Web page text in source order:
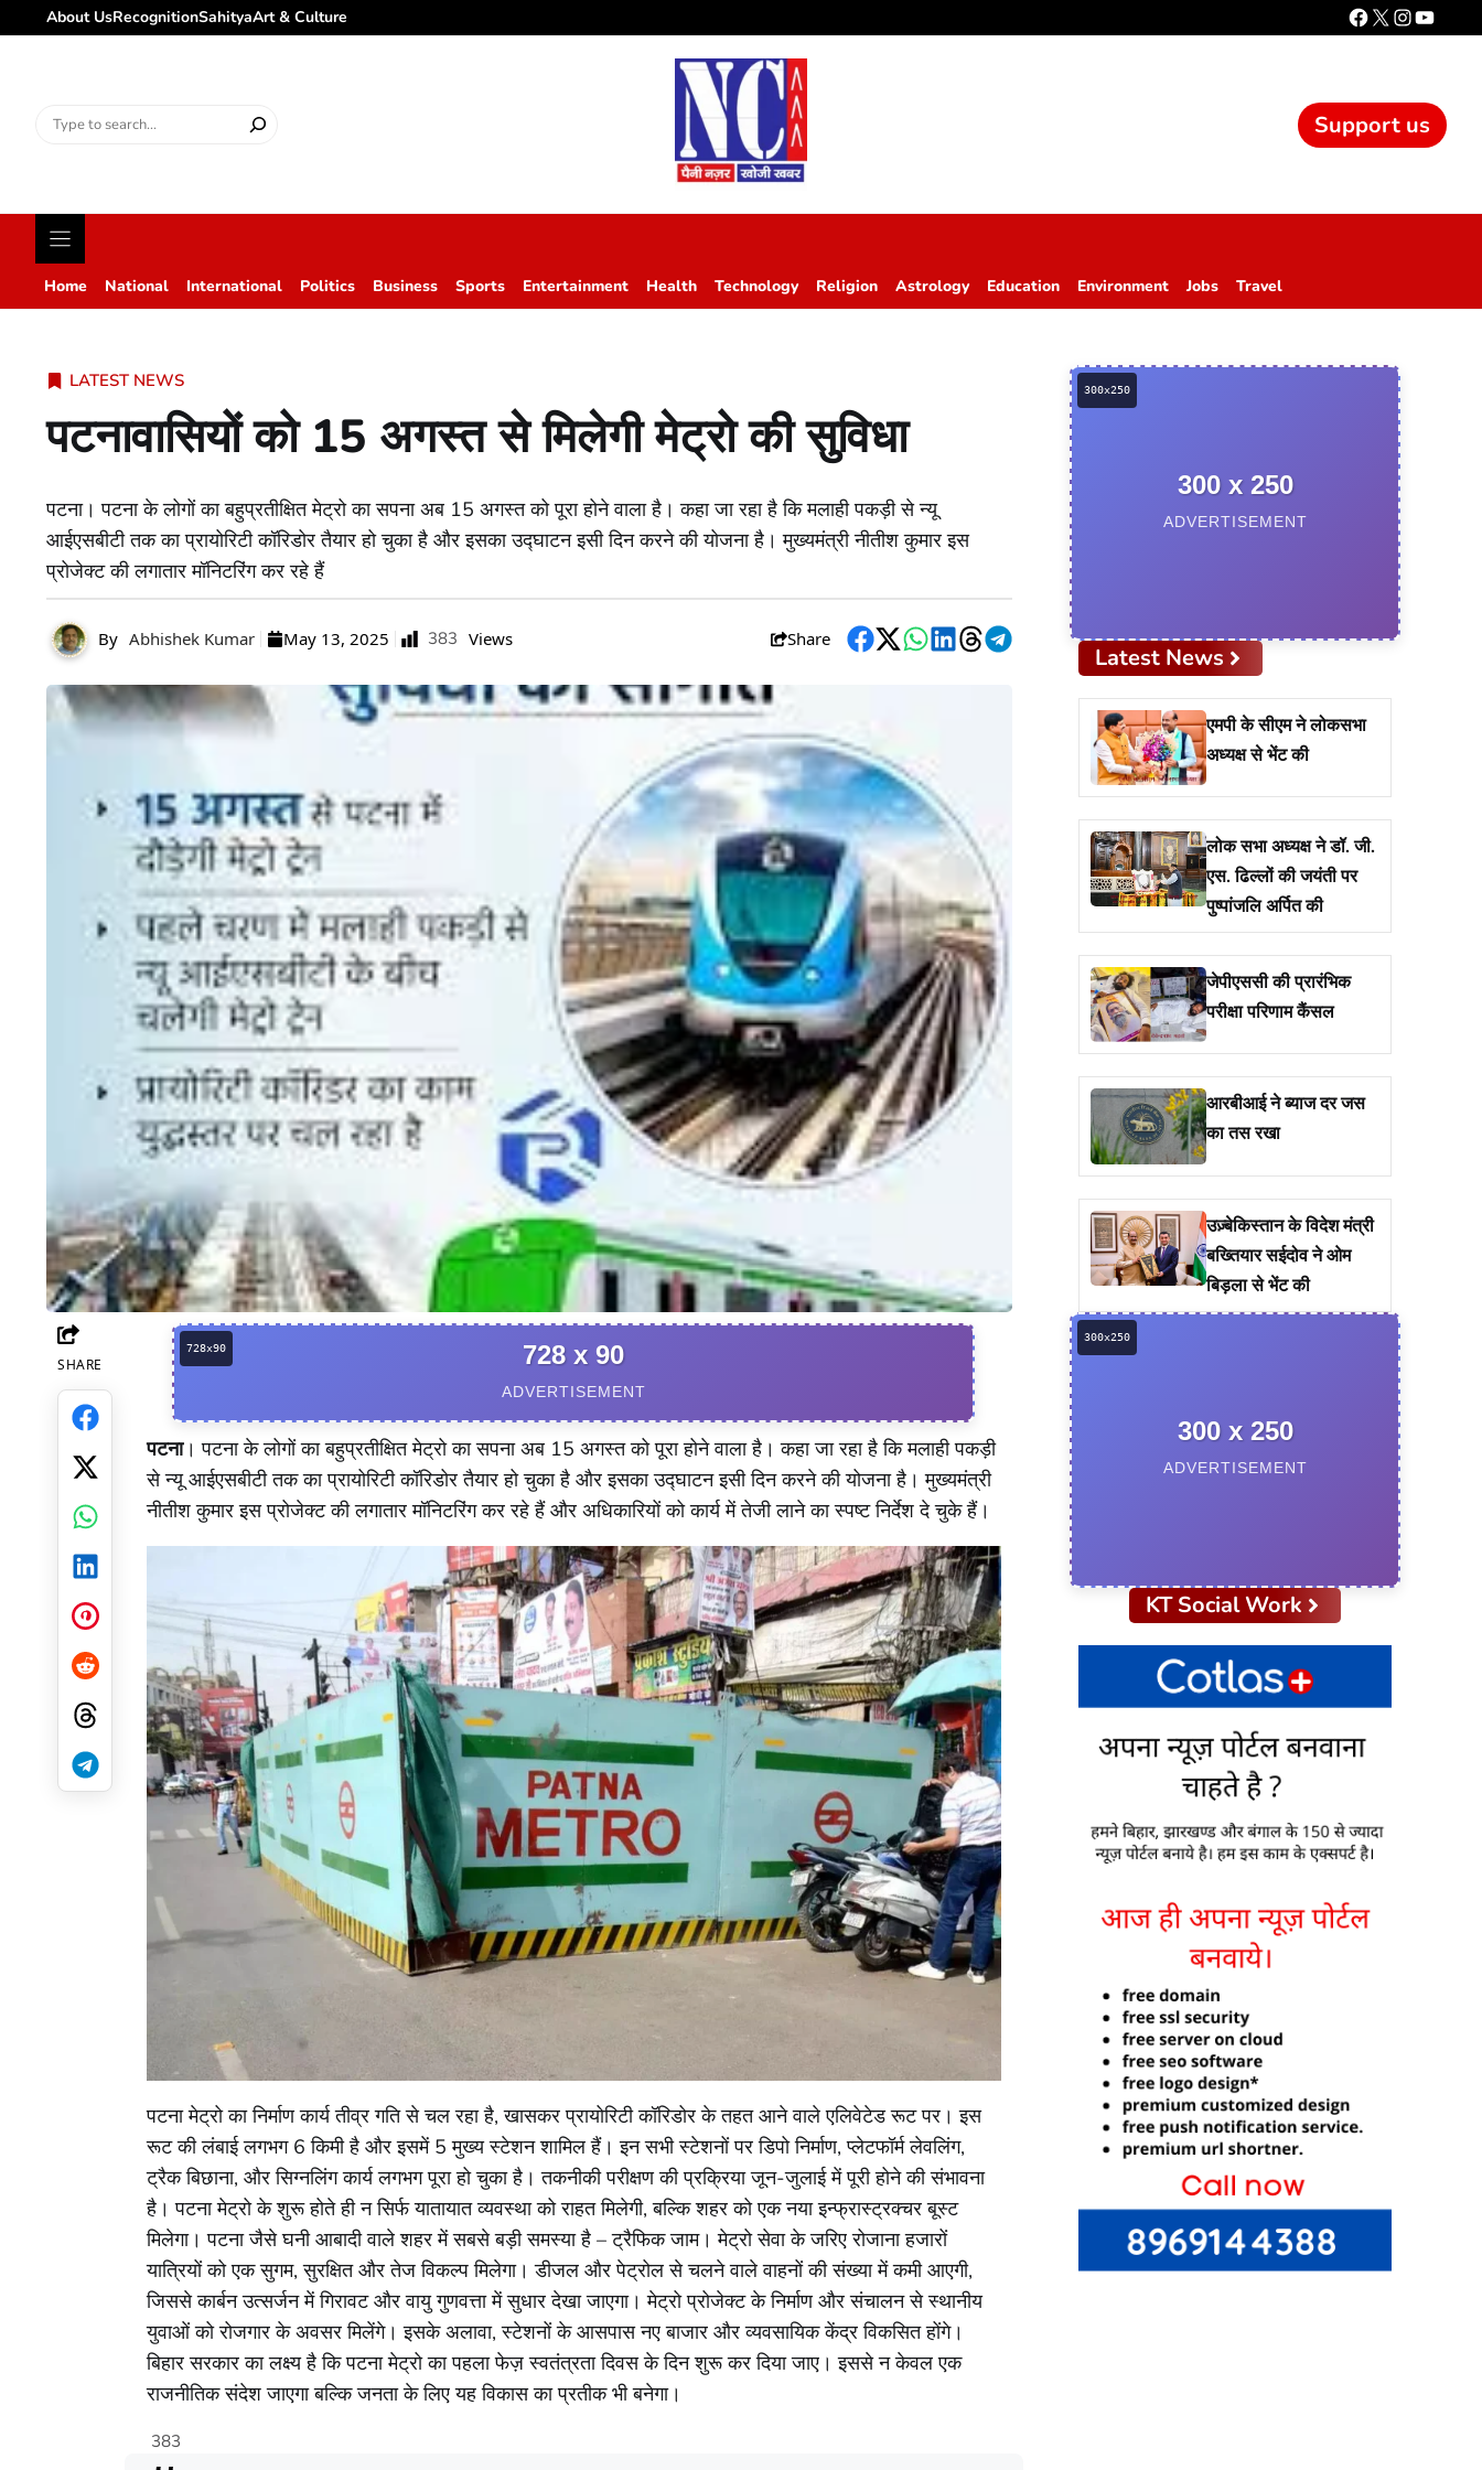
About UsRecognitionSahityaArt & Culture
Search
Support us
Home National International Politics Business Sports Entertainment Health Technology Religion Astrology Education Environment Jobs Travel
LATEST NEWS
पटनावासियों को 15 अगस्त से मिलेगी मेट्रो की सुविधा
पटना। पटना के लोगों का बहुप्रतीक्षित मेट्रो का सपना अब 15 अगस्त को पूरा होने वाला है। कहा जा रहा है कि मलाही पकड़ी से न्यू
आईएसबीटी तक का प्रायोरिटी कॉरिडोर तैयार हो चुका है और इसका उद्घाटन इसी दिन करने की योजना है। मुख्यमंत्री नीतीश कुमार इस
प्रोजेक्ट की लगातार मॉनिटरिंग कर रहे हैं
By Abhishek Kumar May 13, 2025 383 Views Share
Facebook
TwitterWhatsApp
LinkedIn
ThreadsTelegram
SHARE
Facebook
Twitter
WhatsApp
LinkedIn
Pinterest
Reddit
Threads
Telegram
728 x 90
ADVERTISEMENT
पटना। पटना के लोगों का बहुप्रतीक्षित मेट्रो का सपना अब 15 अगस्त को पूरा होने वाला है। कहा जा रहा है कि मलाही पकड़ी
से न्यू आईएसबीटी तक का प्रायोरिटी कॉरिडोर तैयार हो चुका है और इसका उद्घाटन इसी दिन करने की योजना है। मुख्यमंत्री
नीतीश कुमार इस प्रोजेक्ट की लगातार मॉनिटरिंग कर रहे हैं और अधिकारियों को कार्य में तेजी लाने का स्पष्ट निर्देश दे चुके हैं।
पटना मेट्रो का निर्माण कार्य तीव्र गति से चल रहा है, खासकर प्रायोरिटी कॉरिडोर के तहत आने वाले एलिवेटेड रूट पर। इस
रूट की लंबाई लगभग 6 किमी है और इसमें 5 मुख्य स्टेशन शामिल हैं। इन सभी स्टेशनों पर डिपो निर्माण, प्लेटफॉर्म लेवलिंग,
ट्रैक बिछाना, और सिग्नलिंग कार्य लगभग पूरा हो चुका है। तकनीकी परीक्षण की प्रक्रिया जून-जुलाई में पूरी होने की संभावना
है। पटना मेट्रो के शुरू होते ही न सिर्फ यातायात व्यवस्था को राहत मिलेगी, बल्कि शहर को एक नया इन्फ्रास्ट्रक्चर बूस्ट
मिलेगा। पटना जैसे घनी आबादी वाले शहर में सबसे बड़ी समस्या है – ट्रैफिक जाम। मेट्रो सेवा के जरिए रोजाना हजारों
यात्रियों को एक सुगम, सुरक्षित और तेज विकल्प मिलेगा। डीजल और पेट्रोल से चलने वाले वाहनों की संख्या में कमी आएगी,
जिससे कार्बन उत्सर्जन में गिरावट और वायु गुणवत्ता में सुधार देखा जाएगा। मेट्रो प्रोजेक्ट के निर्माण और संचालन से स्थानीय
युवाओं को रोजगार के अवसर मिलेंगे। इसके अलावा, स्टेशनों के आसपास नए बाजार और व्यवसायिक केंद्र विकसित होंगे।
बिहार सरकार का लक्ष्य है कि पटना मेट्रो का पहला फेज़ स्वतंत्रता दिवस के दिन शुरू कर दिया जाए। इससे न केवल एक
राजनीतिक संदेश जाएगा बल्कि जनता के लिए यह विकास का प्रतीक भी बनेगा।
383
300 x 250
ADVERTISEMENT
Latest News
एमपी के सीएम ने लोकसभा
अध्यक्ष से भेंट की
लोक सभा अध्यक्ष ने डॉ. जी.
एस. ढिल्लों की जयंती पर
पुष्पांजलि अर्पित की
जेपीएससी की प्रारंभिक
परीक्षा परिणाम कैंसल
आरबीआई ने ब्याज दर जस
का तस रखा
उज़्बेकिस्तान के विदेश मंत्री
बख्तियार सईदोव ने ओम
बिड़ला से भेंट की
300 x 250
ADVERTISEMENT
KT Social Work